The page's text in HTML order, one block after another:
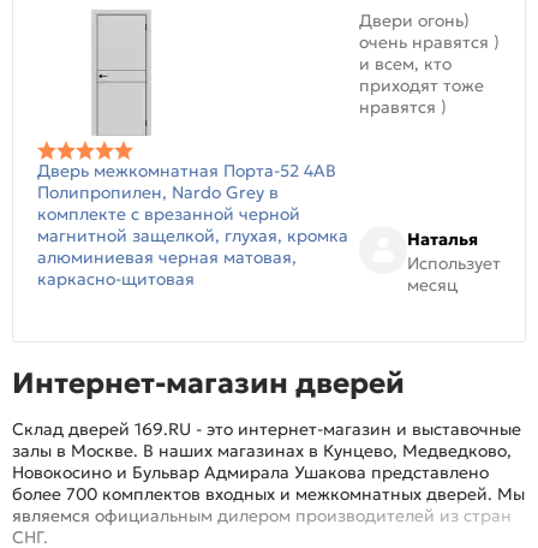
Дверь межкомнатная Порта-52 4AB
Полипропилен, Nardo Grey в
комплекте с врезанной черной
магнитной защелкой, глухая, кромка
алюминиевая черная матовая,
каркасно-щитовая
Двери огонь)
очень нравятся )
и всем, кто
приходят тоже
нравятся )
Наталья
Использует
месяц
Интернет-магазин дверей
Склад дверей 169.RU - это интернет-магазин и выставочные
залы в Москве. В наших магазинах в Кунцево, Медведково,
Новокосино и Бульвар Адмирала Ушакова представлено
более 700 комплектов входных и межкомнатных дверей. Мы
являемся официальным дилером производителей из стран
СНГ.